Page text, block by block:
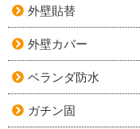
外壁貼替
外壁カバー
ベランダ防水
ガチン固